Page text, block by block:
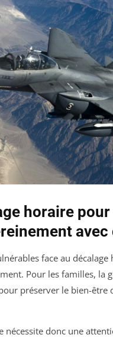
horaire
avec
face au
Pour les familles, la
préserver le bien-être
nécessite donc une